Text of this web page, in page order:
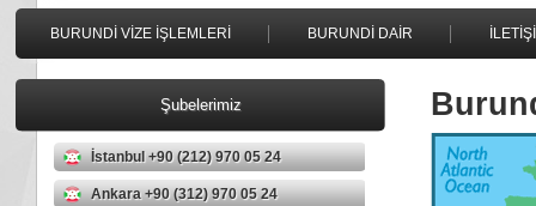
BURUNDİ VİZE İŞLEMLERİ BURUNDİ DAİR
Şubelerimiz
İstanbul +90 (212) 970 05 24
Ankara +90 (312) 970 05 24